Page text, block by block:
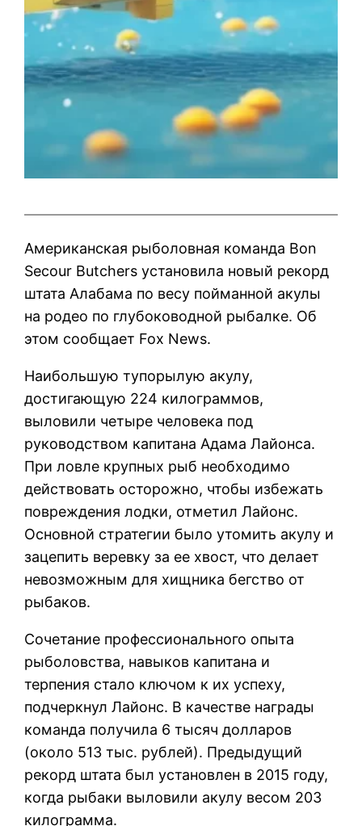
Американская рыболовная команда Bon
Secour Butchers установила новый рекорд
штата Алабама по весу пойманной акулы
на родео по глубоководной рыбалке. Об
этом сообщает Fox News.
Наибольшую тупорылую акулу,
достигающую 224 килограммов,
выловили четыре человека под
руководством капитана Адама Лайонса.
При ловле крупных рыб необходимо
действовать осторожно, чтобы избежать
повреждения лодки, отметил Лайонс.
Основной стратегии было утомить акулу и
зацепить веревку за ее хвост, что делает
невозможным для хищника бегство от
рыбаков.
Сочетание профессионального опыта
рыболовства, навыков капитана и
терпения стало ключом к их успеху,
подчеркнул Лайонс. В качестве награды
команда получила 6 тысяч долларов
(около 513 тыс. рублей). Предыдущий
рекорд штата был установлен в 2015 году,
когда рыбаки выловили акулу весом 203
килограмма.